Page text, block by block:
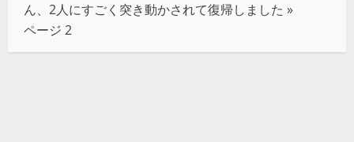
ん、2人にすごく突き動かされて復帰しました »
ページ 2